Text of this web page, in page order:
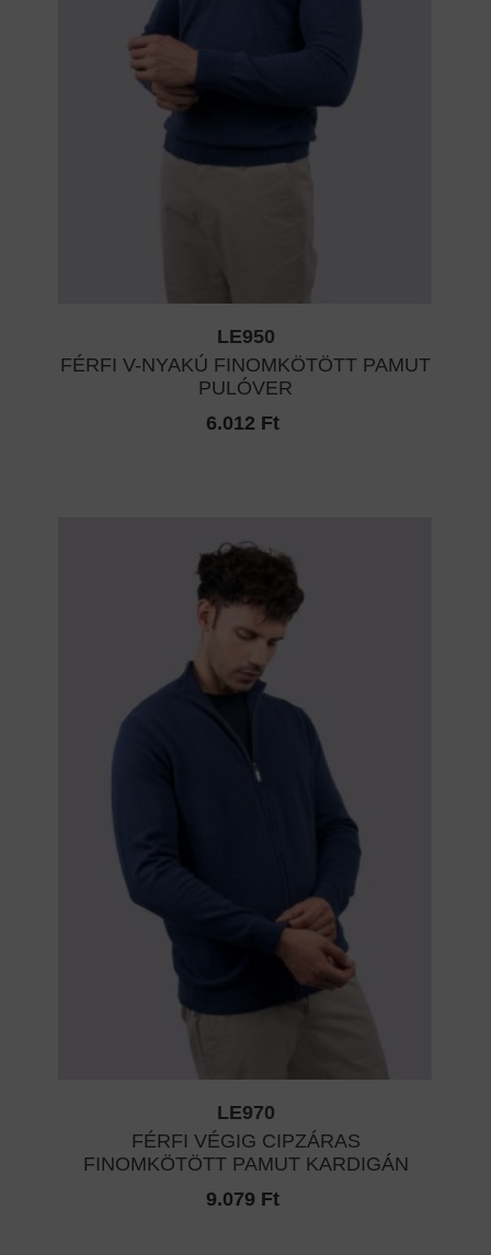
LE950
FÉRFI V-NYAKÚ FINOMKÖTÖTT PAMUT
PULÓVER
6.012 Ft
LE970
FÉRFI VÉGIG CIPZÁRAS
FINOMKÖTÖTT PAMUT KARDIGÁN
9.079 Ft